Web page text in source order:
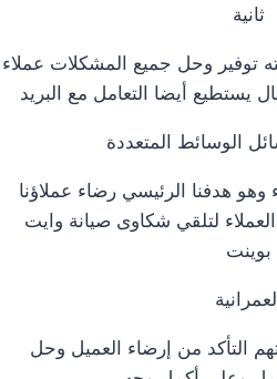
ثانية
توفير وحل جميع المشكلات عملاء
يستطيع أيضا التعامل مع البريد
الوسائط المتعددة
هدفنا الرئيسي رضاء عملاؤنا
لتلقي شكاوى صيانة وايت
بوينت
العمرانية
التأكد من إرضاء العميل وحل